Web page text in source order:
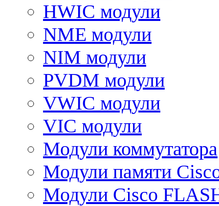
HWIC модули
NME модули
NIM модули
PVDM модули
VWIC модули
VIC модули
Модули коммутатора
Модули памяти
Модули Cisco